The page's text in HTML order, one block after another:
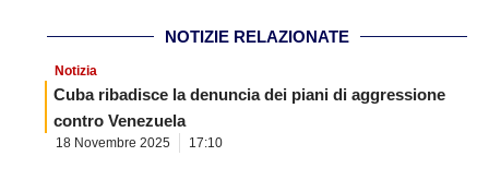
NOTIZIE RELAZIONATE
Notizia
Cuba ribadisce la denuncia dei piani di aggressione
contro Venezuela
18 Novembre 2025 17:10